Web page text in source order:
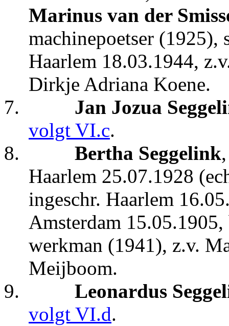
Marinus van der
machinepoetser (1925),
Haarlem 18.03.1944,
Dirkje Adriana Koene.
7.
Jan Jozua
volgt VI.c.
8.
Bertha Seggelink
Haarlem 25.07.1928
ingeschr. Haarlem
Amsterdam
werkman (1941), z.v.
Meijboom.
9.
Leonardus
volgt VI.d.